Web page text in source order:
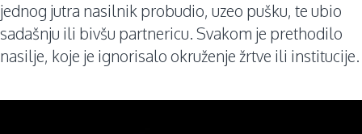
Kolumne
Lične priče
jednog jutra nasilnik probudio, uzeo pušku, te ubio
sadašnju ili bivšu partnericu. Svakom je prethodilo
nasilje, koje je ignorisalo okruženje žrtve ili institucije.